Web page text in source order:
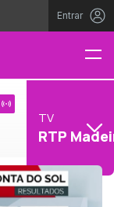
Entrar
TV
RTP